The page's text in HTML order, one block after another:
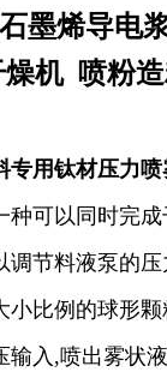
墨烯导电
燥机 喷粉
专用钛材压力
种可以同时完
调节料液泵的压
小比例的球形
输入 ,喷出雾状